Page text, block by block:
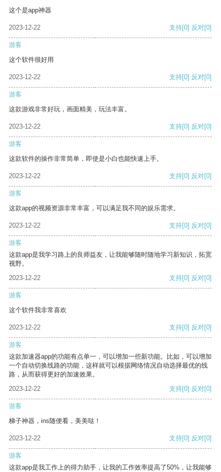
这个是app神器
2023-12-22 支持[0] 反对[0]
游客
这个软件很好用
2023-12-22 支持[0] 反对[0]
游客
这款游戏非常好玩，画面精美，玩法丰富。
2023-12-22 支持[0] 反对[0]
游客
这款软件的操作非常简单，即使是小白也能快速上手。
2023-12-22 支持[0] 反对[0]
游客
这款app的视频资源非常丰富，可以满足我不同的娱乐需求。
2023-12-22 支持[0] 反对[0]
游客
这款app是我学习路上的良师益友，让我能够随时随地学习新知识，拓宽
视野。
2023-12-22
支持[0] 反对[0]
游客
这个软件我非常喜欢
2023-12-22 支持[0] 反对[0]
游客
这款加速器app的功能有点单一，可以增加一些新功能。比如，可以增加
一个自动切换线路的功能，这样就可以根据网络情况自动选择最优的线
路，从而获得更好的加速效果。
2023-12-22
支持[0] 反对[0]
游客
梯子神器，ins随便看，美美哒！
2023-12-22 支持[0] 反对[0]
游客
这款app是我工作上的得力助手，让我的工作效率提高了50%，让我能够